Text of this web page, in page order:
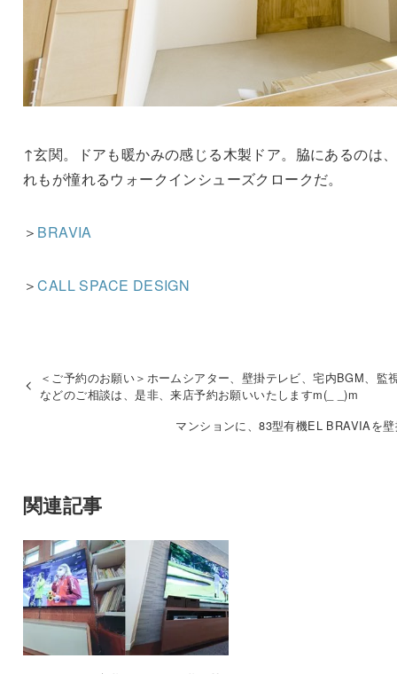
↑玄関。ドアも暖かみの感じる木製ドア。脇にあるのは
れもが憧れるウォークインシューズクロークだ。
＞ BRAVIA
＞CALL SPACE DESIGN
＜ご予約のお願い＞ホームシアター、壁掛テレビ、宅内BGM、監
などのご相談は、是非、来店予約お願いいたしますm(_ _)m
マンションに、83型有機EL BRAVIAを
関連記事